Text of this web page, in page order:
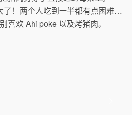
了！两个人吃到一半都有点困难…
喜欢 Ahi poke 以及烤猪肉。